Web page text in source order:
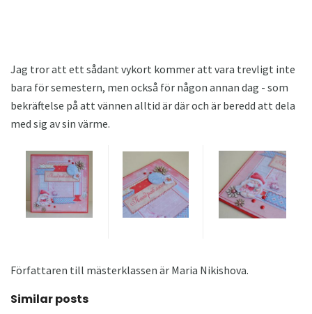
Jag tror att ett sådant vykort kommer att vara trevligt inte
bara för semestern, men också för någon annan dag - som
bekräftelse på att vännen alltid är där och är beredd att dela
med sig av sin värme.
Författaren till mästerklassen är Maria Nikishova.
Similar posts